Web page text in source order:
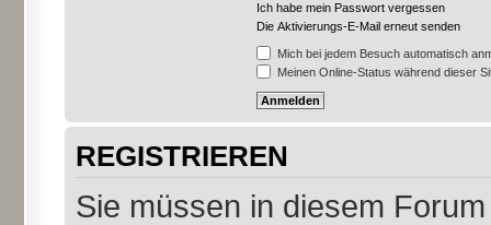
Ich habe mein Passwort vergessen
Die Aktivierungs-E-Mail erneut senden
Mich bei jedem Besuch automatisch
Meinen Online-Status während dieser
REGISTRIEREN
Sie müssen in diesem